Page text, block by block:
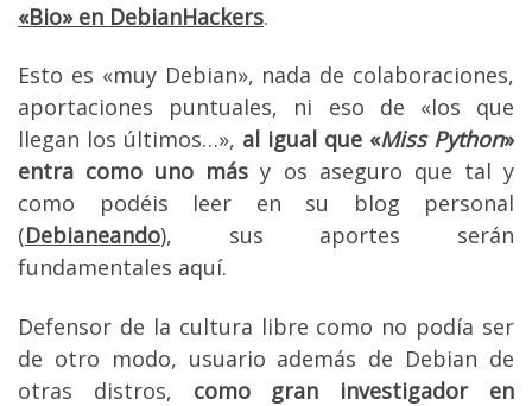
«Bio» en DebianHackers.
Esto es «muy Debian», nada de colaboraciones,
aportaciones puntuales, ni eso de «los que
llegan los últimos…», al igual que «Miss Python»
entra como uno más y os aseguro que tal y
como podéis leer en su blog personal
(Debianeando), sus aportes serán
fundamentales aquí.
Defensor de la cultura libre como no podía ser
de otro modo, usuario además de Debian de
otras distros, como gran investigador en